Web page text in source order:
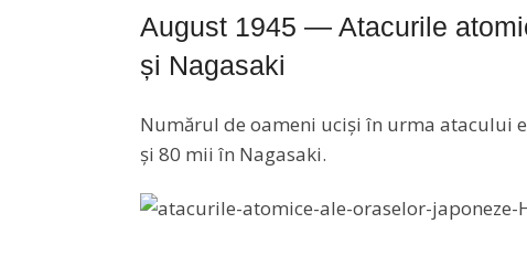
August 1945 — Atacurile
și Nagasaki
Numărul de oameni uciși în urma atacului
și 80 mii în Nagasaki.